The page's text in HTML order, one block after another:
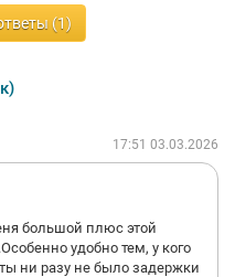
другой конец города,
(1)
17:51 03.03.2026
большой плюс этой
удобно тем, у кого
ни разу не было задержки